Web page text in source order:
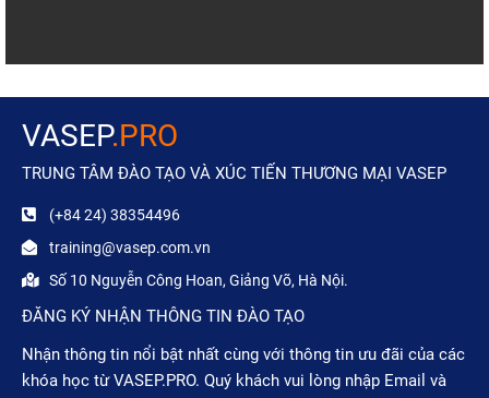
VASEP.PRO
TRUNG TÂM ĐÀO TẠO VÀ XÚC TIẾN THƯƠNG MẠI VASEP
(+84 24) 38354496
training@vasep.com.vn
Số 10 Nguyễn Công Hoan, Giảng Võ, Hà Nội.
ĐĂNG KÝ NHẬN THÔNG TIN ĐÀO TẠO
Nhận thông tin nổi bật nhất cùng với thông tin ưu đãi của các
khóa học từ VASEP.PRO. Quý khách vui lòng nhập Email và